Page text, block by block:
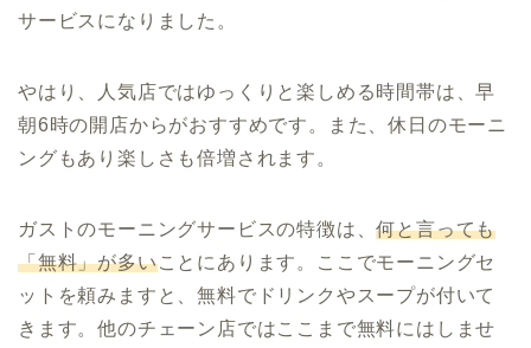
サービスになりました。
やはり、人気店ではゆっくりと楽しめる時間帯は、早
朝6時の開店からがおすすめです。また、休日のモーニ
ングもあり楽しさも倍増されます。
ガストのモーニングサービスの特徴は、何と言っても
「無料」が多いことにあります。ここでモーニングセ
ットを頼みますと、無料でドリンクやスープが付いて
きます。他のチェーン店ではここまで無料にはしませ